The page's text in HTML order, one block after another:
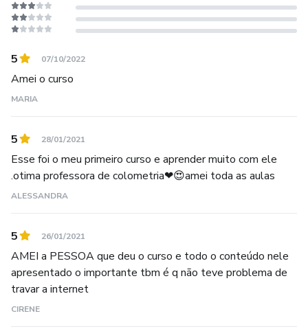
5 07/10/2022
Amei o curso
MARIA
5 28/01/2021
Esse foi o meu primeiro curso e aprender muito com ele
.otima professora de colometria❤😍amei toda as aulas
ALESSANDRA
5 26/01/2021
AMEI a PESSOA que deu o curso e todo o conteúdo nele
apresentado o importante tbm é q não teve problema de
travar a internet
CIRENE